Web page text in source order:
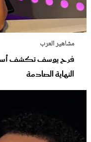
مشاهير العرب
فرح يوسف تكشف
النهاية الصادمة